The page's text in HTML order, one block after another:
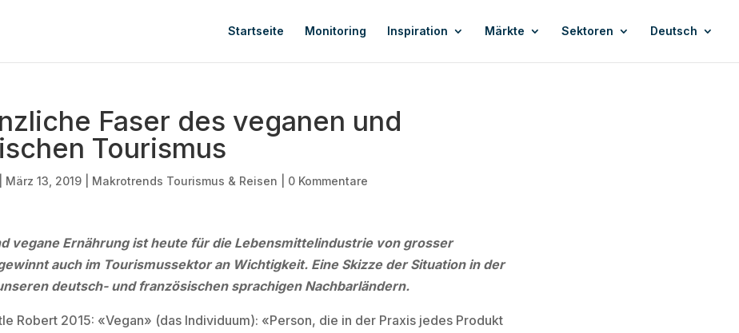
Startseite Monitoring Inspiration Märkte Sektoren Deutsch
Faser des veganen und
Tourismus
März 13, 2019 Makrotrends Tourismus & Reisen 0 Kommentare
vegane Ernährung ist heute für die Lebensmittelindustrie von grosser
auch im Tourismussektor an Wichtigkeit. Eine Skizze der Situation in der
deutsch- und französischen sprachigen Nachbarländern.
Robert 2015: «Vegan» (das Individuum): «Person, die in der Praxis jedes Produkt